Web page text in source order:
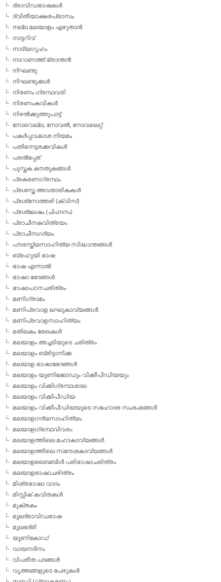
ദ്രാവിഡഭാഷകള്‍
ദ്വിതീയാക്ഷരപ്രാസം
നല്ല മലയാളം എഴുതാന്‍
നാട്ടറിവ്
നാട്യഗൃഹം
നാറാണത്ത് ഭ്രാന്തന്‍
നിഘണ്ടു
നിഘണ്ടുക്കള്‍
നിരണം ഗ്രന്ഥവരി
നിരണംകവികള്‍
നിഴല്‍ക്കുത്തുപാട്ട്
നോവെല്ല, നോവല്‍, നോവലെറ്റ്
പകര്‍പ്പവകാശ നിയമം
പതിനെട്ടരക്കവികള്‍
പരല്‍പ്പേര്
പുസ്തക കൗതുകങ്ങള്‍
പ്രകരണഗ്രന്ഥം
പ്രശസ്ത അവതാരികകള്‍
പ്രശ്‌നോത്തരി (ക്വിസ്)
പ്രശ്ലേഷം (ചിഹ്നനം)
പ്രാചീനകവിത്രയം
പ്രാചീനഗദ്യം
പൗരസ്ത്യസാഹിത്യ സിദ്ധാന്തങ്ങള്‍
ബ്രഹൂയി ഭാഷ
ഭാഷ എന്നാല്‍
ഭാഷാ ഭേദങ്ങള്‍
ഭാഷാപഠനചരിത്രം
മണിഗ്രാമം
മണിപ്രവാള ലഘുകാവ്യങ്ങള്‍
മണിപ്രവാളസാഹിത്യം
മതിലകം രേഖകള്‍
മലയാളം അച്ചടിയുടെ ചരിത്രം
മലയാളം ബ്രിട്ടാനിക്ക
മലയാള ഭാഷാഭേദങ്ങള്‍
മലയാളം യൂണിക്കോഡും വിക്കീപീഡിയയും
മലയാളം വിക്കിഗ്രന്ഥശാല
മലയാളം വിക്കിപീഡിയ
മലയാളം വിക്കീപീഡിയയുടെ സഹോദര സംരംഭങ്ങള്‍
മലയാളഗദ്യസാഹിത്യം
മലയാളഗ്രന്ഥവിവരം
മലയാളത്തിലെ മഹാകാവ്യങ്ങള്‍
മലയാളത്തിലെ സന്ദേശകാവ്യങ്ങള്‍
മലയാളബൈബിള്‍ പരിഭാഷാചരിത്രം
മലയാളഭാഷാചരിത്രം
മിശ്രഭാഷാ വാദം
മിസ്റ്റിക് കവിതകള്‍
മുക്തകം
മൂലദ്രാവിഡഭാഷ
മൂലഭദ്രി
യൂണികോഡ്
വായനദിനം
വിപരീത പദങ്ങള്‍
വൃത്തങ്ങളുടെ പേരുകള്‍